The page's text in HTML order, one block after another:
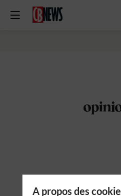
A propos des